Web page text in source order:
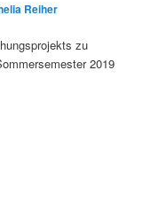
Reiher
zu
2019